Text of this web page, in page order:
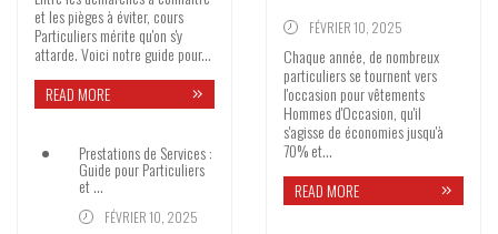
et les pièges à éviter, cours
Particuliers mérite qu'on s'y
attarde. Voici notre guide pour...
READ MORE
Prestations de Services :
Guide pour Particuliers
et …
FÉVRIER 10, 2025
FÉVRIER 10, 2025
Chaque année, de nombreux
particuliers se tournent vers
l'occasion pour vêtements
Hommes d'Occasion, qu'il
s'agisse de économies jusqu'à
70% et...
READ MORE